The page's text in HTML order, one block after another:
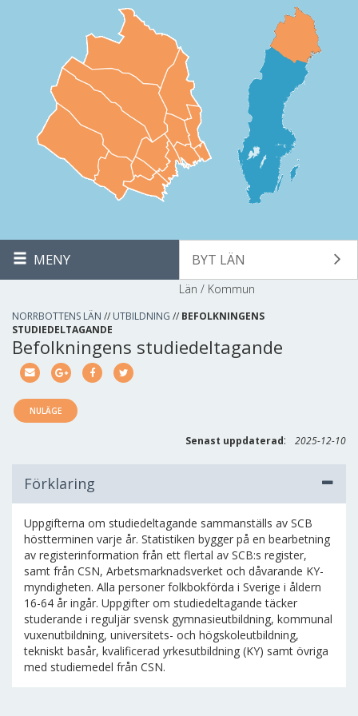
MENY BYT LÄN
Län / Kommun
NORRBOTTENS LÄN // UTBILDNING // BEFOLKNINGENS
STUDIEDELTAGANDE
Befolkningens studiedeltagande
NULÄGE
Senast uppdaterad: 2025-12-10
Förklaring
Uppgifterna om studiedeltagande sammanställs av SCB
höstterminen varje år. Statistiken bygger på en bearbetning
av registerinformation från ett flertal av SCB:s register,
samt från CSN, Arbetsmarknadsverket och dåvarande KY-
myndigheten. Alla personer folkbokförda i Sverige i åldern
16-64 år ingår. Uppgifter om studiedeltagande täcker
studerande i reguljär svensk gymnasieutbildning, kommunal
vuxenutbildning, universitets- och högskoleutbildning,
tekniskt basår, kvalificerad yrkesutbildning (KY) samt övriga
med studiemedel från CSN.